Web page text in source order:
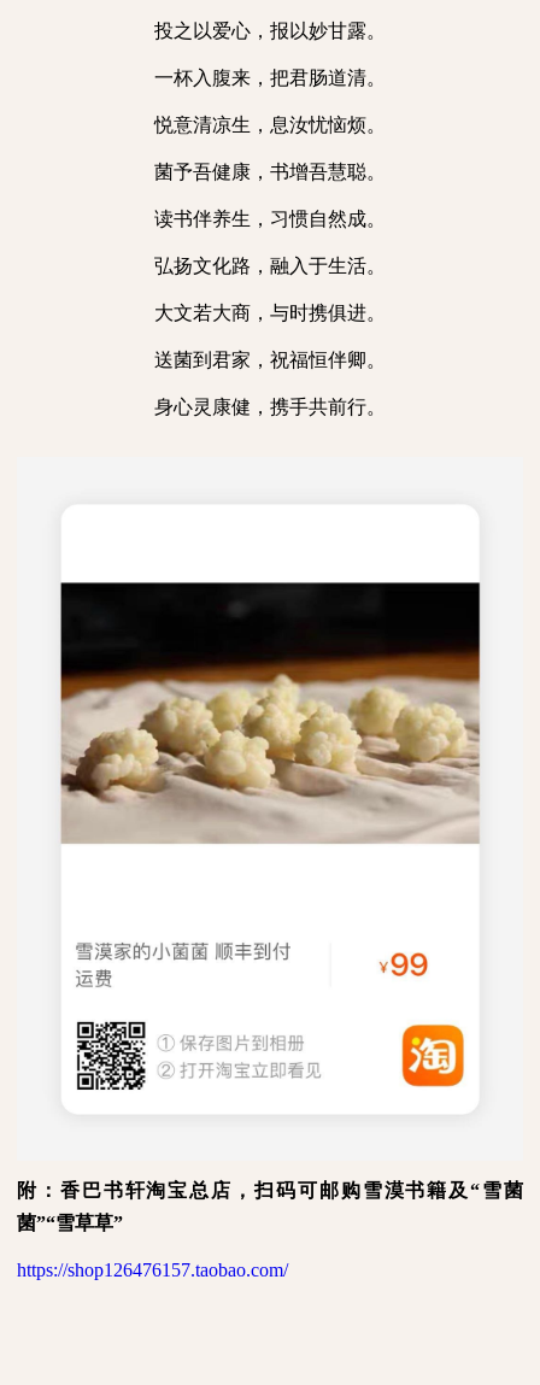
投之以爱心，报以妙甘露。
一杯入腹来，把君肠道清。
悦意清凉生，息汝忧恼烦。
菌予吾健康，书增吾慧聪。
读书伴养生，习惯自然成。
弘扬文化路，融入于生活。
大文若大商，与时携俱进。
送菌到君家，祝福恒伴卿。
身心灵康健，携手共前行。
附：香巴书轩淘宝总店，扫码可邮购雪漠书籍及“雪菌
菌”“雪草草”
https://shop126476157.taobao.com/